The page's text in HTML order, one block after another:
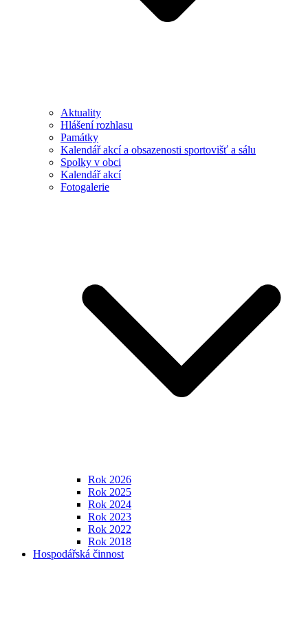
Aktuality
Hlášení rozhlasu
Památky
Kalendář akcí a obsazenosti sportovišť a sálu
Spolky v obci
Kalendář akcí
Fotogalerie
Rok 2026
Rok 2025
Rok 2024
Rok 2023
Rok 2022
Rok 2018
Hospodářská činnost